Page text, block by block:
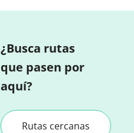
¿Busca rutas
que pasen por
aquí?
Rutas cercanas